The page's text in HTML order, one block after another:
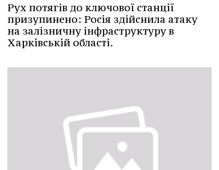
Рух потягів до ключової станції
призупинено: Росія здійснила атаку
на залізничну інфраструктуру в
Харківській області.